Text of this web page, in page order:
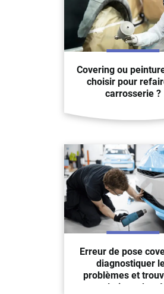
Covering ou
choisir pour
carrosserie ?
Erreur de pose
diagnostiquer
problèmes et
solution adaptée